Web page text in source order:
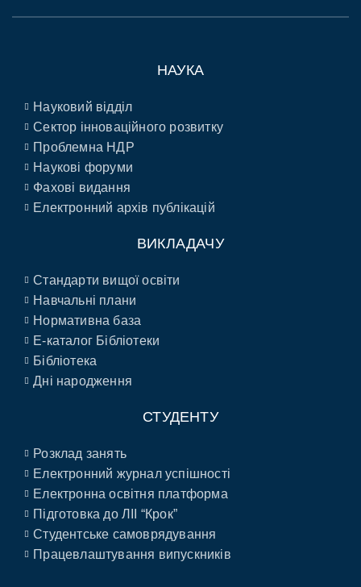
НАУКА
Науковий відділ
Сектор інноваційного розвитку
Проблемна НДР
Наукові форуми
Фахові видання
Електронний архів публікацій
ВИКЛАДАЧУ
Стандарти вищої освіти
Навчальні плани
Нормативна база
E-каталог Бібліотеки
Бібліотека
Дні народження
СТУДЕНТУ
Розклад занять
Електронний журнал успішності
Електронна освітня платформа
Підготовка до ЛІІ “Крок”
Студентське самоврядування
Працевлаштування випускників